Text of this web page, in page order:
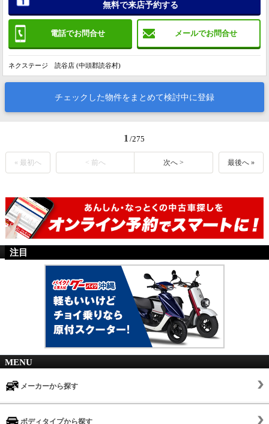
電話でお問合せ メールでお問合せ
無料で来店予約する
ネクステージ 読谷店 (中頭郡読谷村)
チェックした物件をまとめて検討中に登録
1 /275
« 最初へ < 前へ 次へ > 最後へ »
注目
MENU
メーカーから探す
ボディタイプから探す